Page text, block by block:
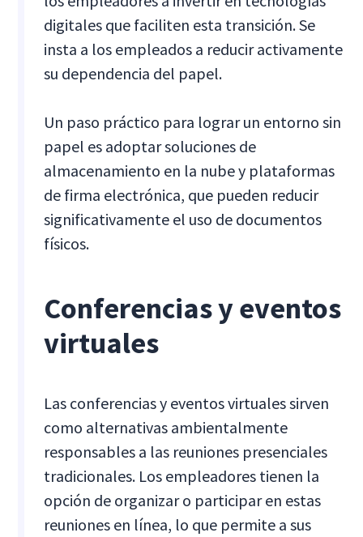
digitales que faciliten esta transición. Se
insta a los empleados a reducir activamente
su dependencia del papel.
Un paso práctico para lograr un entorno sin
papel es adoptar soluciones de
almacenamiento en la nube y plataformas
de firma electrónica, que pueden reducir
significativamente el uso de documentos
físicos.
Conferencias y eventos
virtuales
Las conferencias y eventos virtuales sirven
como alternativas ambientalmente
responsables a las reuniones presenciales
tradicionales. Los empleadores tienen la
opción de organizar o participar en estas
reuniones en línea, lo que permite a sus